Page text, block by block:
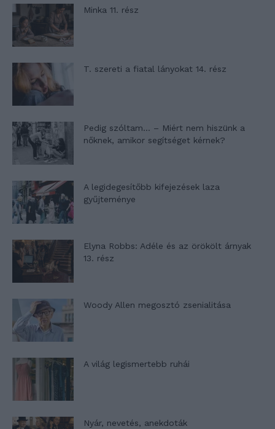
Minka 11. rész
T. szereti a fiatal lányokat 14. rész
Pedig szóltam… – Miért nem hiszünk a
nőknek, amikor segítséget kérnek?
A legidegesítőbb kifejezések laza
gyűjteménye
Elyna Robbs: Adéle és az örökölt árnyak
13. rész
Woody Allen megosztó zsenialitása
A világ legismertebb ruhái
Nyár, nevetés, anekdoták